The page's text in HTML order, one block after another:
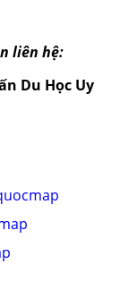
liên hệ:
Du Học Uy